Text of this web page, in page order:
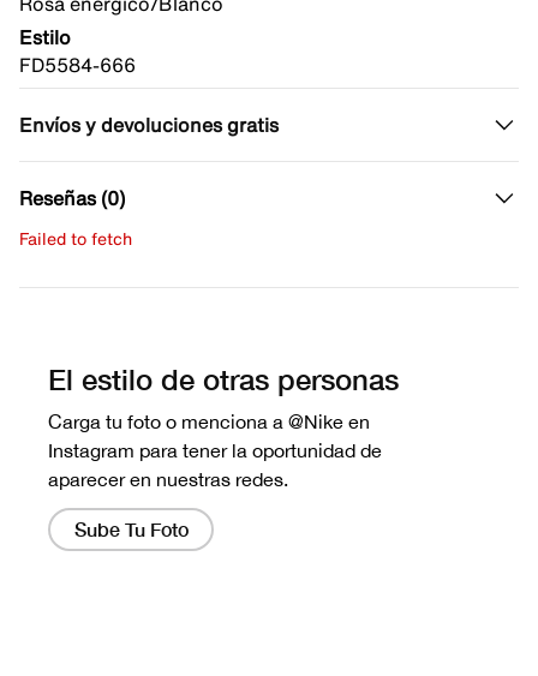
Estilo
FD5584-666
Envíos y devoluciones gratis
Reseñas (0)
Failed to fetch